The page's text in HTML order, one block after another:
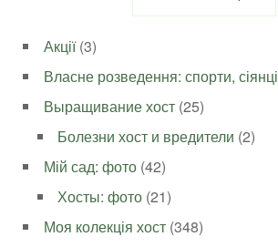
Акції(3)
Власне розведення: спорти, сіянці
Выращивание хост (25)
Болезни хост и вредители (2)
Мій сад: фото (42)
Хосты: фото (21)
Моя колекція хост (348)